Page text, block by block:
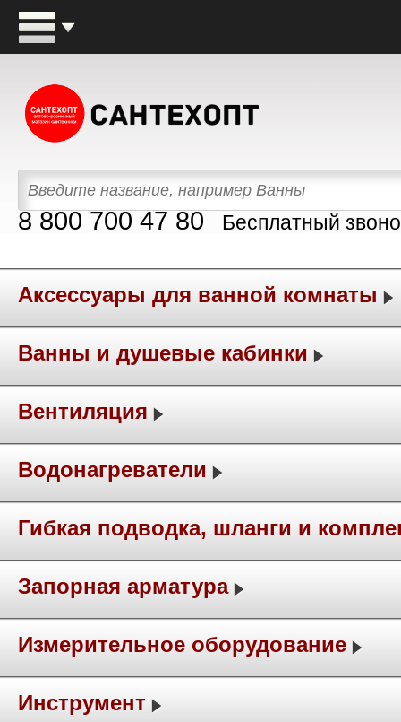
8 800 700 47 80 Бесплатный
Аксессуары для ванной комнаты
Ванны и душевые кабинки
Вентиляция
Водонагреватели
Гибкая подводка, шланги и
Запорная арматура
Измерительное оборудование
Инструмент